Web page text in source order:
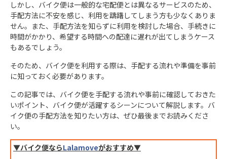
しかし、バイク便は一般的な宅配便とは異なるサービスのため、
手配方法に不安を感じ、利用を躊躇してしまう方も少なくありま
せん。また、手配方法を知らずに利用を検討した場合、手続きに
時間がかかり、希望する時間への配達に遅れが出てしまうケース
もあるでしょう。
そのため、バイク便を利用する際は、手配する流れや準備を事前
に知っておく必要があります。
この記事では、バイク便を手配する流れや事前に確認しておきた
いポイント、バイク便が活躍するシーンについて解説します。バ
イク便の手配方法を知りたい方は、ぜひ最後までお読みくださ
い。
▼バイク便ならLalamoveがおすすめ▼